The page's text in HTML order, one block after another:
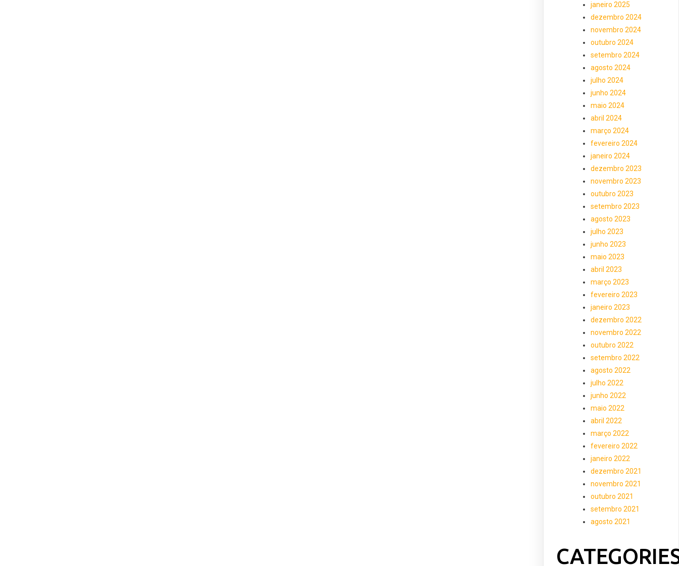
janeiro 2025
dezembro 2024
novembro 2024
outubro 2024
setembro 2024
agosto 2024
julho 2024
junho 2024
maio 2024
abril 2024
março 2024
fevereiro 2024
janeiro 2024
dezembro 2023
novembro 2023
outubro 2023
setembro 2023
agosto 2023
julho 2023
junho 2023
maio 2023
abril 2023
março 2023
fevereiro 2023
janeiro 2023
dezembro 2022
novembro 2022
outubro 2022
setembro 2022
agosto 2022
julho 2022
junho 2022
maio 2022
abril 2022
março 2022
fevereiro 2022
janeiro 2022
dezembro 2021
novembro 2021
outubro 2021
setembro 2021
agosto 2021